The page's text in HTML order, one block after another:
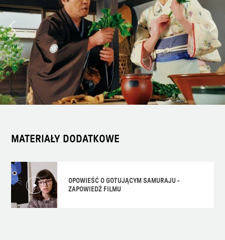
MATERIAŁY DODATKOWE
OPOWIEŚĆ O GOTUJĄCYM SAMURAJU -
ZAPOWIEDŹ FILMU